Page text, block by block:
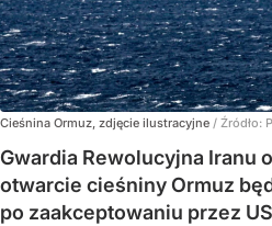
Cieśnina Ormuz, zdjęcie ilustracyjne / Źródło:
Gwardia Rewolucyjna Iranu
otwarcie cieśniny Ormuz
po zaakceptowaniu przez